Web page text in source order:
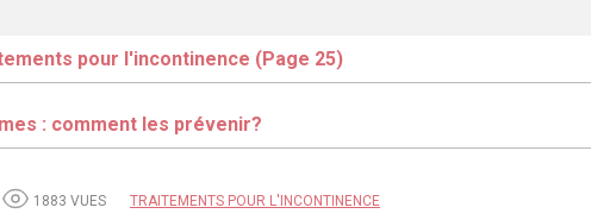
pour l'incontinence (Page 25)
: comment les prévenir?
1883 VUES TRAITEMENTS POUR L'INCONTINENCE